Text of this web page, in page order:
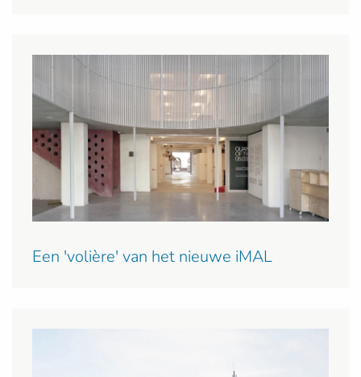
Een 'volière' van het nieuwe iMAL